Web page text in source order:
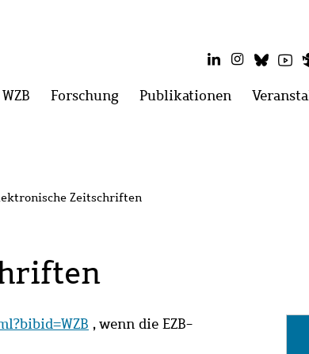
LinkedInInstagram
Menü
Forschung Menü
Publikationen Menü
Zeitschriften
, wenn die EZB-